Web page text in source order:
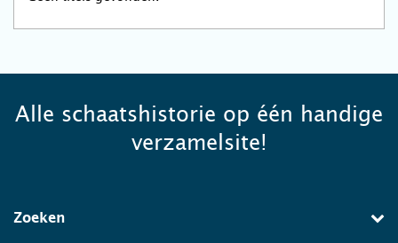
Alle schaatshistorie op één handige
verzamelsite!
Zoeken